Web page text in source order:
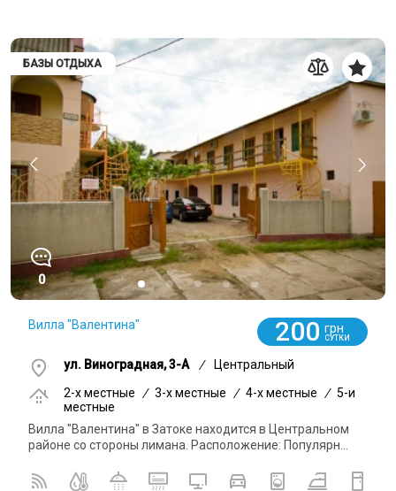
БАЗЫ ОТДЫХА
0
Вилла "Валентина" 200 грн
СУТКИ
ул. Виноградная, 3-А /
Центральный
2-x местные / 3-x местные / 4-x местные / 5-и
местные
Вилла "Валентина" в Затоке находится в Центральном
районе со стороны лимана. Расположение: Популярн...